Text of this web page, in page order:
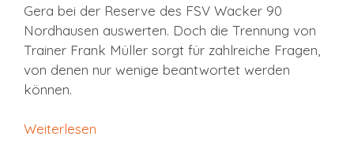
Gera bei der Reserve des FSV Wacker 90
Nordhausen auswerten. Doch die Trennung von
Trainer Frank Müller sorgt für zahlreiche Fragen,
von denen nur wenige beantwortet werden
können.
Weiterlesen